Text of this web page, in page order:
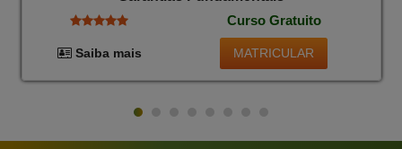
Curso Gratuito
Saiba mais MATRICULAR